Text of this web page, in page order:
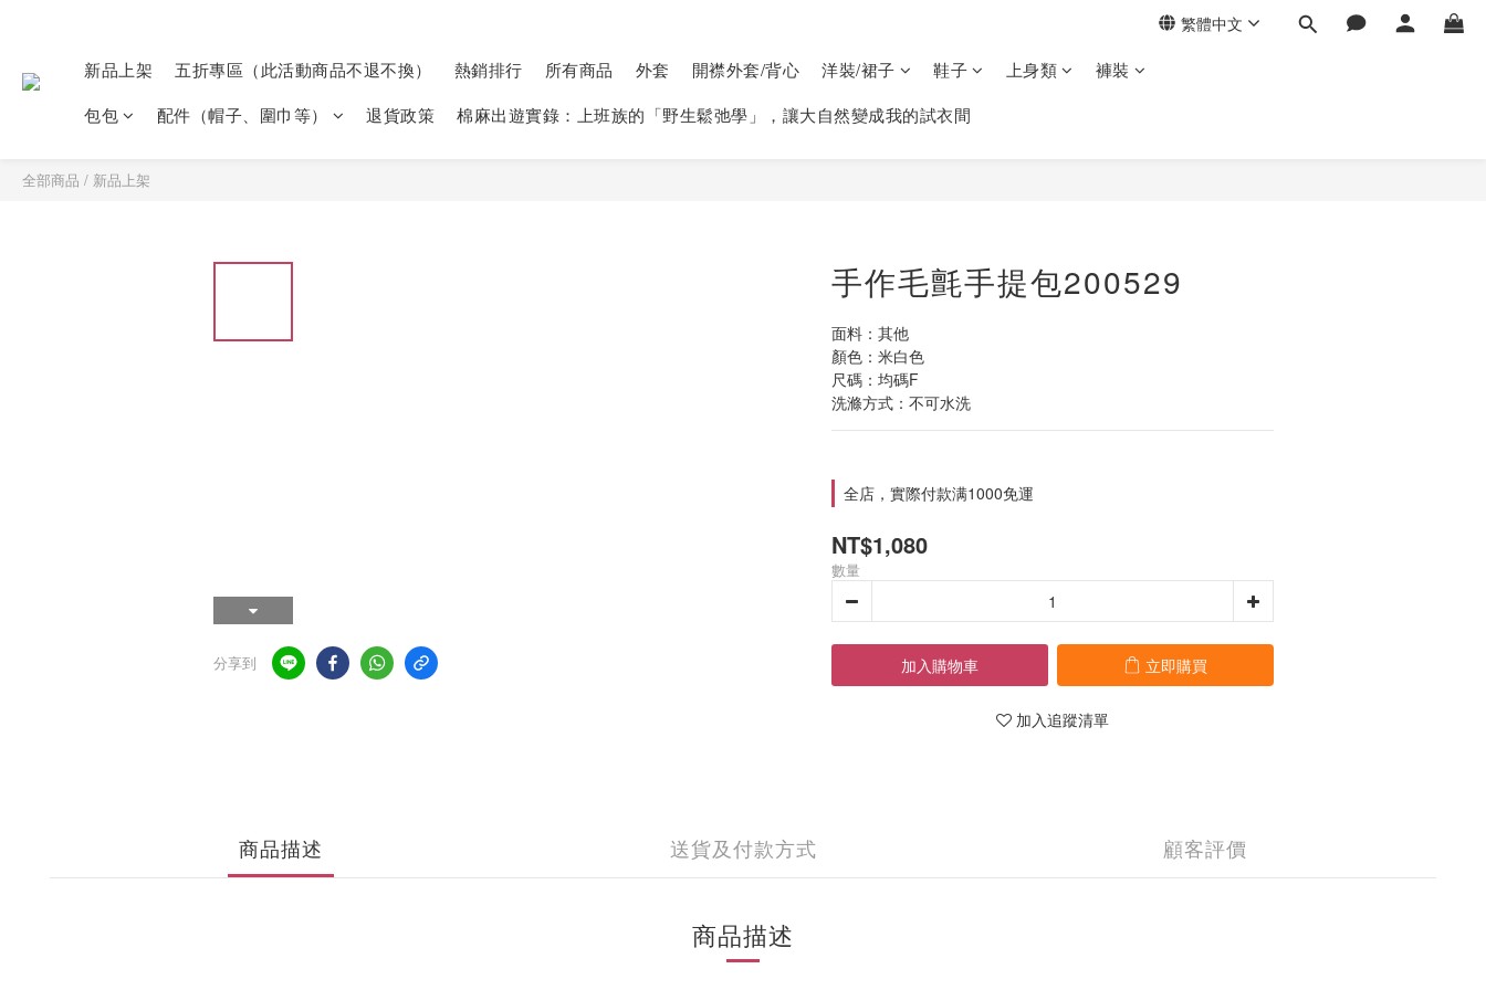
繁體中文
新品上架 五折專區（此活動商品不退不換） 熱銷排行 所有商品 外套 開襟外套/背心 洋裝/裙子 鞋子 上身類
褲裝
包包
配件（帽子、圍巾等） 退貨政策 棉麻出遊實錄：上班族的「野生鬆弛學」，讓大自然變成我的試衣間
全部商品 / 新品上架
分享到
手作毛氈手提包200529
面料：其他
顏色：米白色
尺碼：均碼F
洗滌方式：不可水洗
全店，實際付款满1000免運
NT$1,080
數量
加入購物車 立即購買
加入追蹤清單
商品描述 送貨及付款方式 顧客評價
商品描述